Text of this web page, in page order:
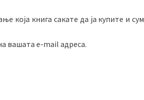
која книга сакате да ја купите и
вашата e-mail адреса.